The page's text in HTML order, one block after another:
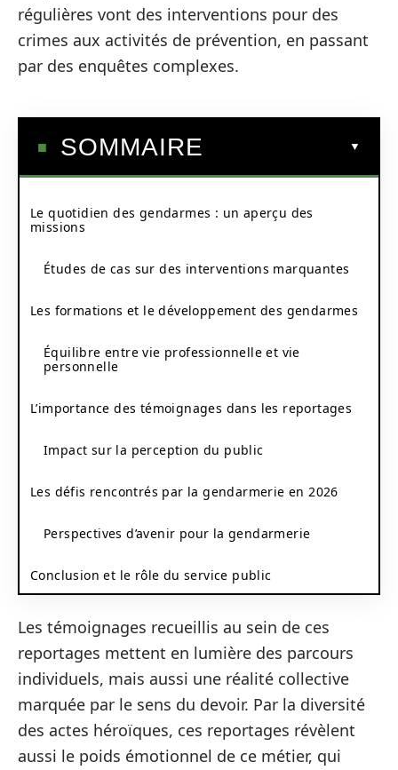
régulières vont des interventions pour des
crimes aux activités de prévention, en passant
par des enquêtes complexes.
SOMMAIRE
Le quotidien des gendarmes : un aperçu des
missions
Études de cas sur des interventions marquantes
Les formations et le développement des gendarmes
Équilibre entre vie professionnelle et vie
personnelle
L’importance des témoignages dans les reportages
Impact sur la perception du public
Les défis rencontrés par la gendarmerie en 2026
Perspectives d’avenir pour la gendarmerie
Conclusion et le rôle du service public
Les témoignages recueillis au sein de ces
reportages mettent en lumière des parcours
individuels, mais aussi une réalité collective
marquée par le sens du devoir. Par la diversité
des actes héroïques, ces reportages révèlent
aussi le poids émotionnel de ce métier, qui